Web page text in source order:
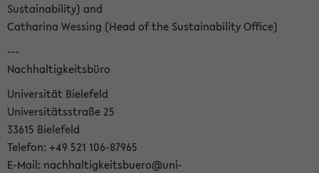
Sustainability) and
Catharina Wessing (Head of the Sustainability Office)
---
Nachhaltigkeitsbüro
Universität Bielefeld
Universitätsstraße 25
33615 Bielefeld
Telefon: +49 521 106-87965
E-Mail: nachhaltigkeitsbuero@uni-